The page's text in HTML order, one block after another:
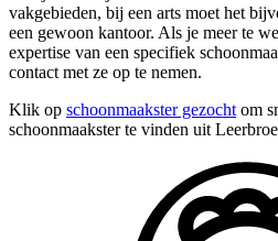
vakgebieden, bij een arts moet het
een gewoon kantoor. Als je meer te
expertise van een specifiek
contact met ze op te nemen.
Klik op schoonmaakster gezocht om
schoonmaakster te vinden uit